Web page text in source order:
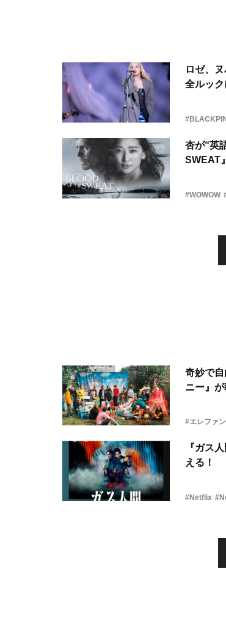
ロゼ、
全ルック
杏が“英
SWEAT』
#WOWOW
奇妙で
ニー』
#エレファ
『ガス
える！
#Netflix